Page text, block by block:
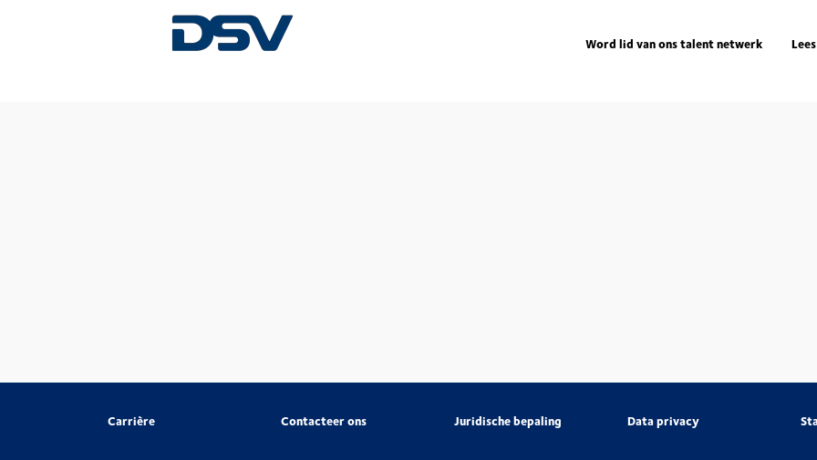
Word lid van ons talent netwerk
Carrière Contacteer ons Juridische bepaling Data privacy